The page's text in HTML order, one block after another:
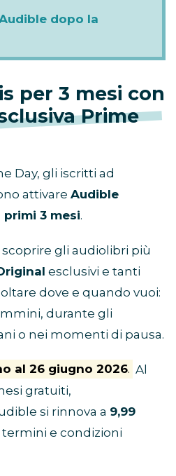
dopo la
per 3 mesi con
Prime
Day, gli iscritti ad
attivare Audible
3 mesi.
gli audiolibri più
esclusivi e tanti
dove e quando vuoi:
durante gli
o nei momenti di pausa.
al 26 giugno 2026. Al
gratuiti,
si rinnova a 9,99
termini e condizioni